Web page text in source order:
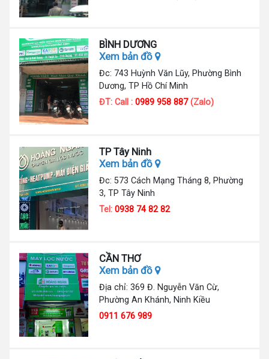
BÌNH DƯƠNG
Xem bản đồ
Đc: 743 Huỳnh Văn Lũy, Phường Bình
Dương, TP Hồ Chí Minh
ĐT: Call :0989 958 887(Zalo)
TP Tây Ninh
Xem bản đồ
Đc: 573 Cách Mạng Tháng 8, Phường
3, TP Tây Ninh
Tel:0938 74 82 82
CẦN THƠ
Xem bản đồ
Địa chỉ: 369 Đ. Nguyễn Văn Cừ,
Phường An Khánh, Ninh Kiều
0911 676 989